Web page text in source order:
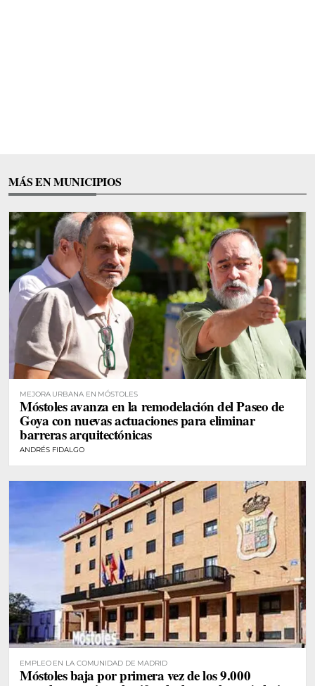
MÁS EN MUNICIPIOS
MEJORA URBANA EN MÓSTOLES
Móstoles avanza en la remodelación del Paseo de
Goya con nuevas actuaciones para eliminar
barreras arquitectónicas
ANDRÉS FIDALGO
EMPLEO EN LA COMUNIDAD DE MADRID
Móstoles baja por primera vez de los 9.000